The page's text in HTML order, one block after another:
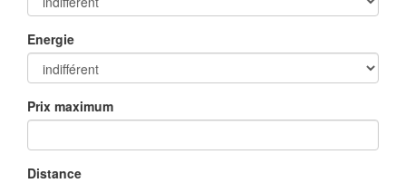
Energie
Prix maximum
Distance